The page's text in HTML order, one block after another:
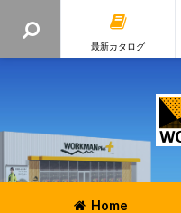
最新カタログ
Home